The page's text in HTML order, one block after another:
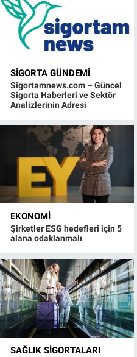
SIGORTA GÜNDEMI
Sigortamnews.com – Güncel
Sigorta Haberleri ve Sektör
Analizlerinin Adresi
EKONOMI
Şirketler ESG hedefleri için 5
alana odaklanmalı
SAĞLIK SIGORTALARI